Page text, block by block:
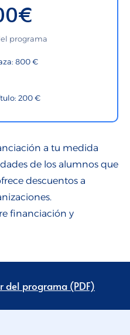
programa
800 €
200 €
a tu medida
de los alumnos que
descuentos a
financiación y
del programa (PDF)